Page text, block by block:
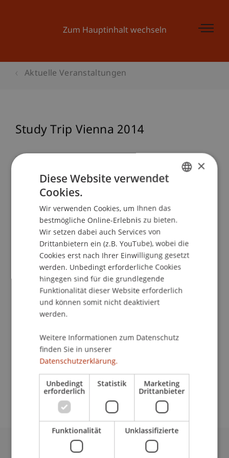
Zum Hauptinhalt wechseln
Aktuelle Veranstaltungen
Study Trip Vienna 2014
School/Professur:
Institut für Wirtschaftsinformatik
The study trip is part of the module "Process
Implementation" in the master's degree
Beside a lecture on the brand new campus of
Vienna University of Business and Economics by
Univ. Prof. Dr. Jan Mendling, the participants will
visit the historic national library, including a
presentation on the "Webarchive Project".
Veranstaltungsdetails
Kontakt
Universität Liechtenstein
×
Diese Website verwendet
Cookies.
Wir verwenden Cookies, um Ihnen das
bestmögliche Online-Erlebnis zu bieten.
Wir setzen dabei auch Services von
Drittanbietern ein (z.B. YouTube), wobei die
Cookies erst nach Ihrer Einwilligung gesetzt
werden. Unbedingt erforderliche Cookies
hingegen sind für die grundlegende
Funktionalität dieser Website erforderlich
und können somit nicht deaktiviert
werden.
Weitere Informationen zum Datenschutz
finden Sie in unserer
Datenschutzerklärung.
Unbedingt
erforderlich
Statistik Marketing
Drittanbieter
Funktionalität Unklassifizierte